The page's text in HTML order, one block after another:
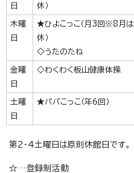
日 休）
木曜
日
★ひよこっこ（月3回※8月は
休）
◇うたのたね
金曜
日
◇わくわく板山健康体操
土曜
日
★パパこっこ（年6回）
第2・4土曜日は原則休館日です。
☆…登録制活動